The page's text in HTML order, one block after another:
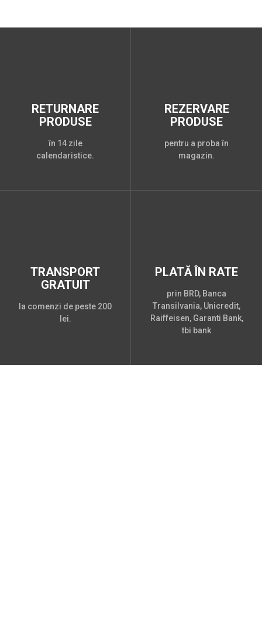
RETURNARE
PRODUSE
în 14 zile
calendaristice.
REZERVARE
PRODUSE
pentru a proba în
magazin.
TRANSPORT
GRATUIT
la comenzi de peste 200
lei.
PLATĂ ÎN RATE
prin BRD, Banca
Transilvania, Unicredit,
Raiffeisen, Garanti Bank,
tbi bank